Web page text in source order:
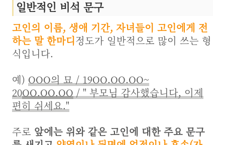
일반적인 비석 문구
고인의 이름, 생애 기간, 자녀들이 고인에게 전
하는 말 한마디정도가 일반적으로 많이 쓰는 형
식입니다.
예) OOO의 묘 / 19OO.OO.OO~
20OO.OO.OO / " 부모님 감사했습니다, 이제
편히 쉬세요."
주로 앞에는 위와 같은 고인에 대한 주요 문구